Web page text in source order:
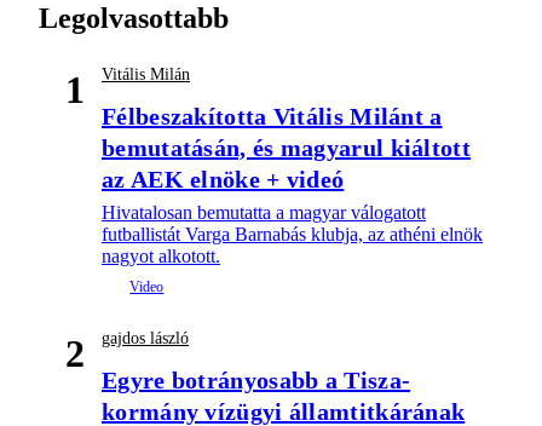
Legolvasottabb
1 Vitális Milán
Félbeszakította Vitális Milánt a
bemutatásán, és magyarul kiáltott
az AEK elnöke + videó
Hivatalosan bemutatta a magyar válogatott
futballistát Varga Barnabás klubja, az athéni elnök
nagyot alkotott.
2 gajdos lászló
Egyre botrányosabb a Tisza-
kormány vízügyi államtitkárának